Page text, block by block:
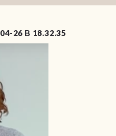
26 В 18.32.35